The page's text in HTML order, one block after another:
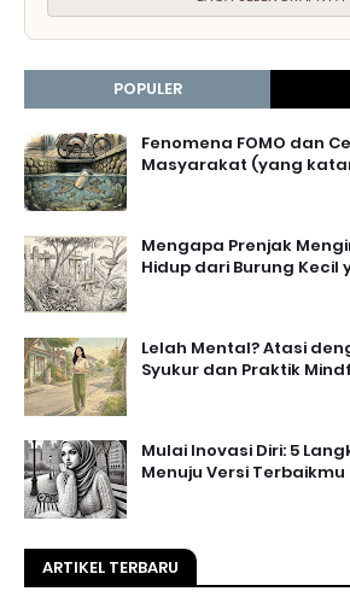
POPULER
Fenomena FOMO dan
Masyarakat (yang
Mengapa Prenjak
Hidup dari Burung Kecil
Lelah Mental? Atasi
Syukur dan Praktik
Mulai Inovasi Diri: 5
Menuju Versi Terbaikmu
ARTIKEL TERBARU